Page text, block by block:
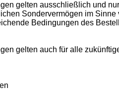
gelten ausschließlich und
Sondervermögen im
Bedingungen des
gelten auch für alle